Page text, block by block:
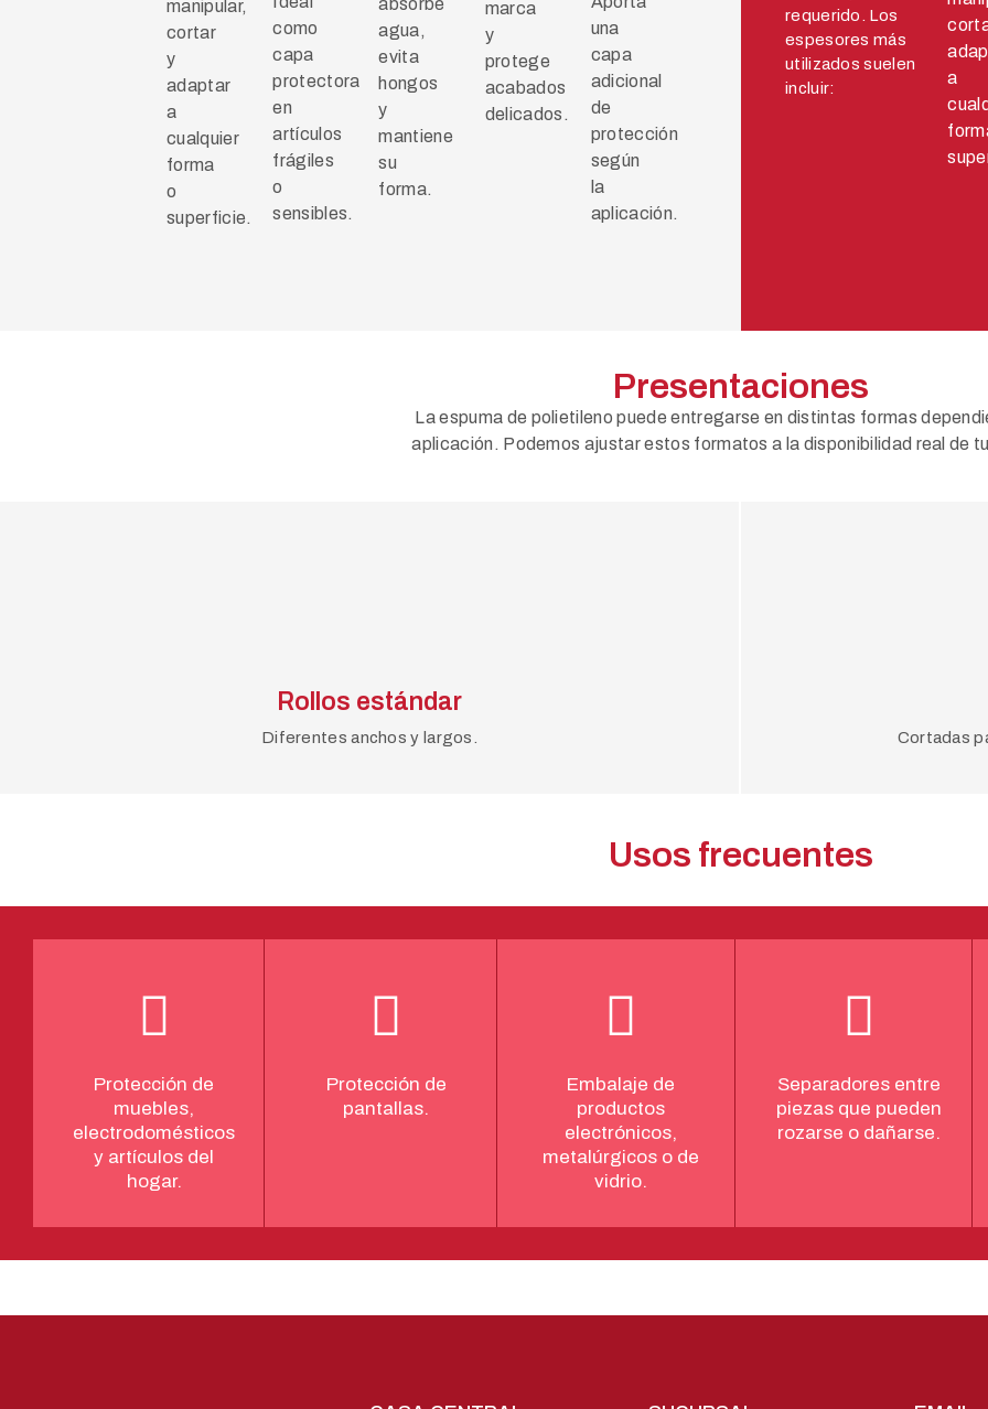
manipular,
cortar
y
adaptar
a
cualquier
forma
o
superficie.
como
capa
protectora
en
artículos
frágiles
o
sensibles.
absorbe
agua,
evita
hongos
y
mantiene
su
forma.
marca
y
protege
acabados
delicados.
una
capa
adicional
de
protección
según
la
aplicación.
requerido. Los
espesores más
utilizados suelen
incluir:
a
Presentaciones
La espuma de polietileno puede entregarse en distintas formas
aplicación. Podemos ajustar estos formatos a la disponibilidad real de
Rollos estándar
Diferentes anchos y largos. Cortadas
Usos frecuentes
Protección de
muebles,
electrodomésticos
y artículos del
hogar.
Protección de
pantallas.
Embalaje de
productos
electrónicos,
metalúrgicos o de
vidrio.
Separadores entre
piezas que pueden
rozarse o dañarse.